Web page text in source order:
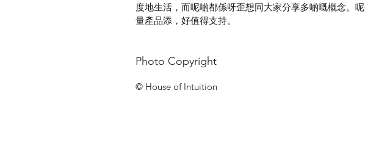
度地生活，而呢啲都係呀歪想同大家分享多啲嘅概念。
量產品添，好值得支持。
Photo Copyright
© House of Intuition